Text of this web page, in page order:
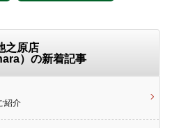
之原店
）の新着記事
紹介